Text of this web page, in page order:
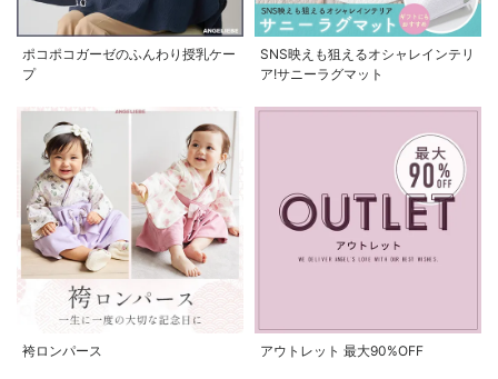
ポコポコガーゼのふんわり授乳ケー
プ
SNS映えも狙えるオシャレインテリ
ア!サニーラグマット
袴ロンパース アウトレット 最大90%OFF